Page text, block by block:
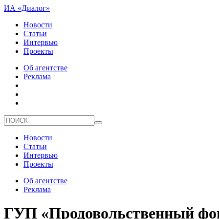
ИА «Диалог»
Новости
Статьи
Интервью
Проекты
Об агентстве
Реклама
Новости
Статьи
Интервью
Проекты
Об агентстве
Реклама
ГУП «Продовольственный